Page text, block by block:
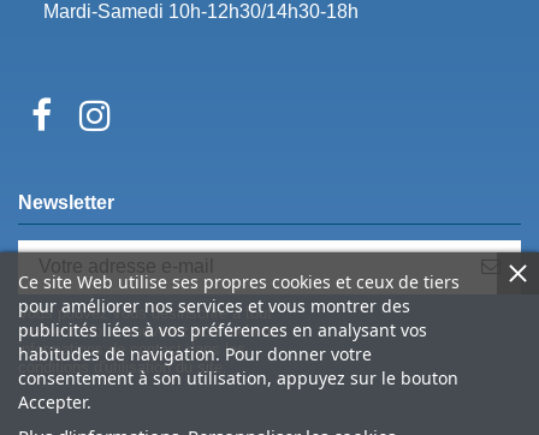
Mardi-Samedi 10h-12h30/14h30-18h
Ce site Web utilise ses propres cookies et ceux de tiers
pour améliorer nos services et vous montrer des
publicités liées à vos préférences en analysant vos
habitudes de navigation. Pour donner votre
consentement à son utilisation, appuyez sur le bouton
Accepter.
Newsletter
Vous pouvez vous désinscrire à tout
moment. Vous trouverez pour cela nos
informations de contact dans les
conditions d'utilisation du site.